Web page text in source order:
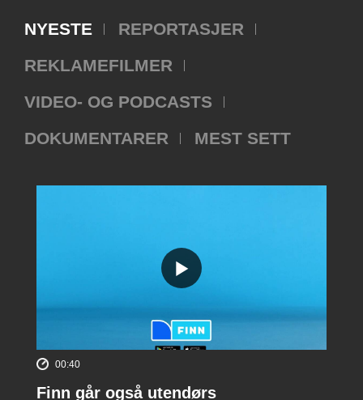
NYESTE
REPORTASJER
REKLAMEFILMER
VIDEO- OG PODCASTS
DOKUMENTARER
MEST SETT
00:40
Finn går også utendørs